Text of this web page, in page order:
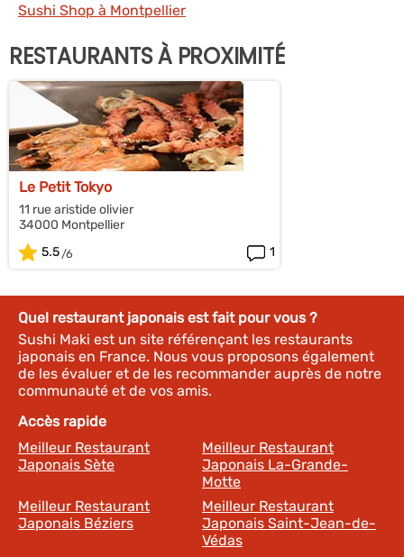
Sushi Shop à Montpellier
RESTAURANTS À PROXIMITÉ
Le Petit Tokyo
11 rue aristide olivier
34000 Montpellier
5.5
1
Quel restaurant japonais est fait pour vous ?
Sushi Maki est un site référençant les restaurants
japonais en France. Nous vous proposons également
de les évaluer et de les recommander auprès de notre
communauté et de vos amis.
Accès rapide
Meilleur Restaurant
Japonais Sète
Meilleur Restaurant
Japonais La-Grande-
Motte
Meilleur Restaurant
Japonais Béziers
Meilleur Restaurant
Japonais Saint-Jean-de-
Védas